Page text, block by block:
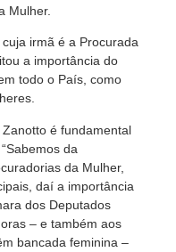
Mulher.
irmã é a Procurada
a importância do
todo o País, como
é fundamental
da
da Mulher,
daí a importância
dos Deputados
– e também aos
bancada feminina –